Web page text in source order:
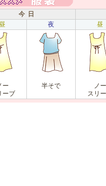
今 日
夜 昼
ー
ーブ
半そで
ノー
スリ